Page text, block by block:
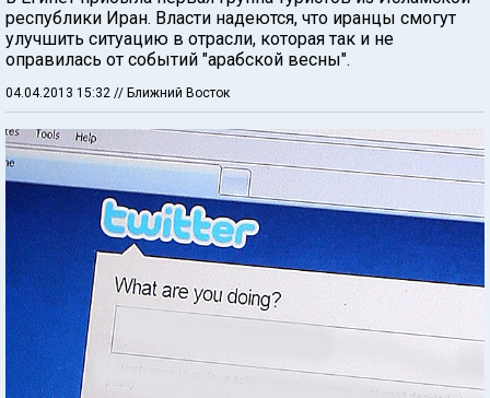
республики Иран. Власти надеются, что иранцы смогут
улучшить ситуацию в отрасли, которая так и не
оправилась от событий "арабской весны".
04.04.2013 15:32 // Ближний Восток